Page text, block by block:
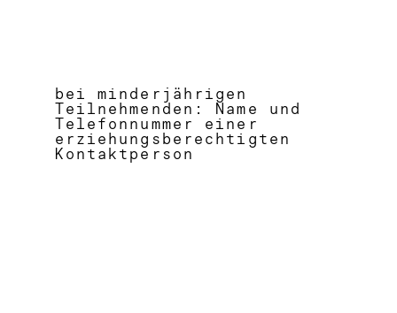
bei minderjährigen
Teilnehmenden: Name und
Telefonnummer einer
erziehungsberechtigten
Kontaktperson